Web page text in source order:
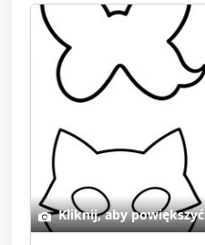
Kliknij, aby powiększyć